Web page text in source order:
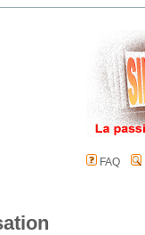
FAQ